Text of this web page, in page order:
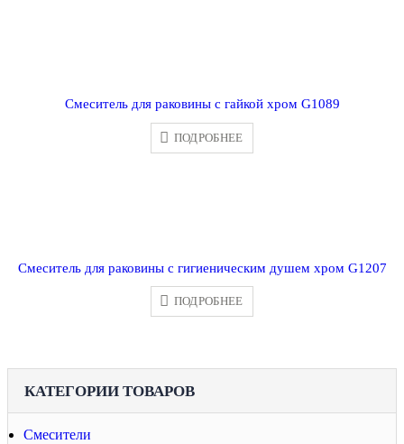
Смеситель для раковины с гайкой хром G1089
ПОДРОБНЕЕ
Смеситель для раковины с гигиеническим душем хром G1207
ПОДРОБНЕЕ
КАТЕГОРИИ ТОВАРОВ
Смесители